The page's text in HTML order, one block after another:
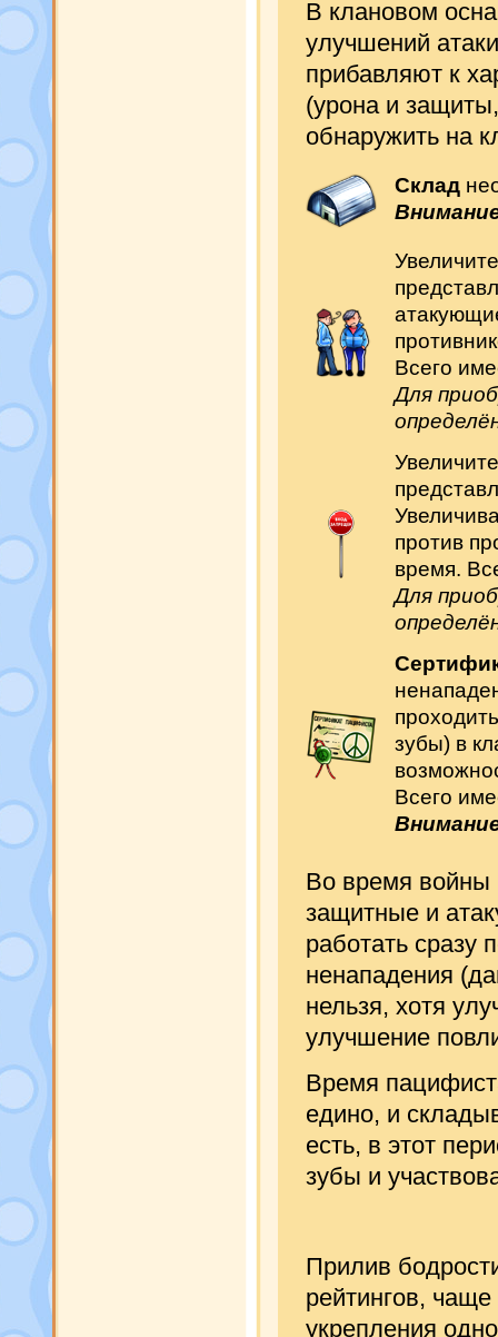
В клановом
улучшений
прибавляют к
(урона и
обнаружить на
Склад
Всего
Для
против
время.
Для
зубы) в
Всего
Во время войны
защитные и
работать сразу
ненападения
нельзя, хотя
улучшение
Время
едино, и
есть, в этот
зубы и
Прилив
рейтингов,
укрепления